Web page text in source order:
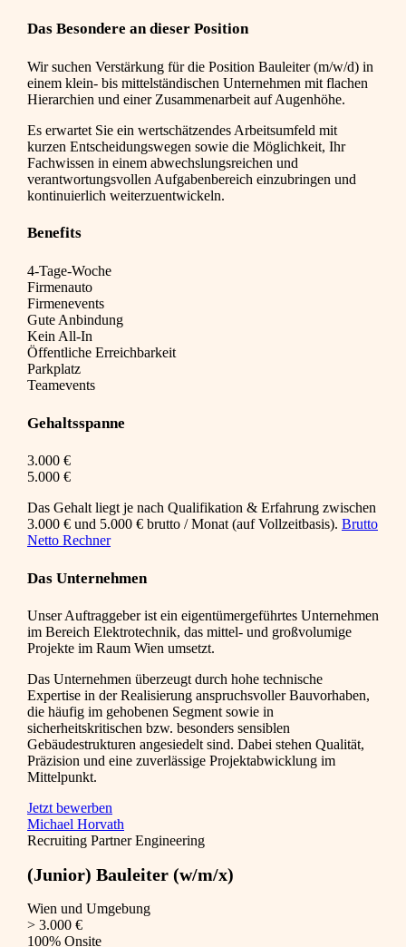
Das Besondere an dieser Position
Wir suchen Verstärkung für die Position Bauleiter (m/w/d) in
einem klein- bis mittelständischen Unternehmen mit flachen
Hierarchien und einer Zusammenarbeit auf Augenhöhe.
Es erwartet Sie ein wertschätzendes Arbeitsumfeld mit
kurzen Entscheidungswegen sowie die Möglichkeit, Ihr
Fachwissen in einem abwechslungsreichen und
verantwortungsvollen Aufgabenbereich einzubringen und
kontinuierlich weiterzuentwickeln.
Benefits
4-Tage-Woche
Firmenauto
Firmenevents
Gute Anbindung
Kein All-In
Öffentliche Erreichbarkeit
Parkplatz
Teamevents
Gehaltsspanne
3.000 €
5.000 €
Das Gehalt liegt je nach Qualifikation & Erfahrung zwischen
3.000 € und 5.000 € brutto / Monat (auf Vollzeitbasis). Brutto
Netto Rechner
Das Unternehmen
Unser Auftraggeber ist ein eigentümergeführtes Unternehmen
im Bereich Elektrotechnik, das mittel- und großvolumige
Projekte im Raum Wien umsetzt.
Das Unternehmen überzeugt durch hohe technische
Expertise in der Realisierung anspruchsvoller Bauvorhaben,
die häufig im gehobenen Segment sowie in
sicherheitskritischen bzw. besonders sensiblen
Gebäudestrukturen angesiedelt sind. Dabei stehen Qualität,
Präzision und eine zuverlässige Projektabwicklung im
Mittelpunkt.
Jetzt bewerben
Michael Horvath
Recruiting Partner Engineering
(Junior) Bauleiter (w/m/x)
Wien und Umgebung
> 3.000 €
100% Onsite